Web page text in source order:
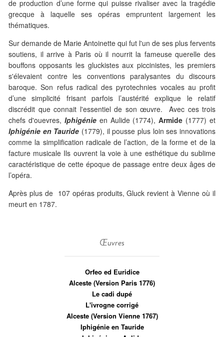
de production d’une forme qui puisse rivaliser avec la tragédie
grecque à laquelle ses opéras empruntent largement les
thématiques.
Sur demande de Marie Antoinette qui fut l'un de ses plus fervents
soutiens, il arrive à Paris où il nourrit la fameuse querelle des
bouffons opposants les gluckistes aux piccinistes, les premiers
s'élevaient contre les conventions paralysantes du discours
baroque. Son refus radical des pyrotechnies vocales au profit
d’une simplicité frisant parfois l’austérité explique le relatif
discrédit que connait l'essentiel de son œuvre. Avec ces trois
chefs d'ouevres, Iphigénie en Aulide (1774),Armide (1777) et
Iphigénie en Tauride (1779), il pousse plus loin ses innovations
comme la simplification radicale de l’action, de la forme et de la
facture musicale Ils ouvrent la voie à une esthétique du sublime
caractéristique de cette époque de passage entre deux âges de
l’opéra.
Après plus de 107 opéras produits, Gluck revient à Vienne où il
meurt en 1787.
Œuvres
Orfeo ed Euridice
Alceste (Version Paris 1776)
Le cadi dupé
L'ivrogne corrigé
Alceste (Version Vienne 1767)
Iphigénie en Tauride